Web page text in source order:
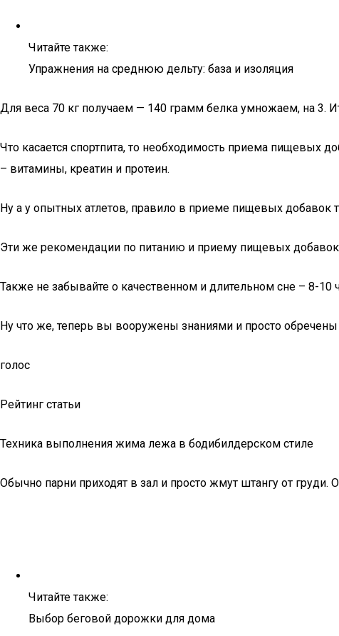
Читайте также:
Упражнения на среднюю дельту: база и изоляция
Для веса 70 кг получаем — 140 грамм белка умножаем, на 3.
Что касается спортпита, то необходимость приема пищевых
– витамины, креатин и протеин.
Ну а у опытных атлетов, правило в приеме пищевых
Эти же рекомендации по питанию и приему пищевых
Также не забывайте о качественном и длительном сне – 8-
Ну что же, теперь вы вооружены знаниями и просто обречены
голос
Рейтинг статьи
Техника выполнения жима лежа в бодибилдерском стиле
Обычно парни приходят в зал и просто жмут штангу от груди.
Читайте также:
Выбор беговой дорожки для дома